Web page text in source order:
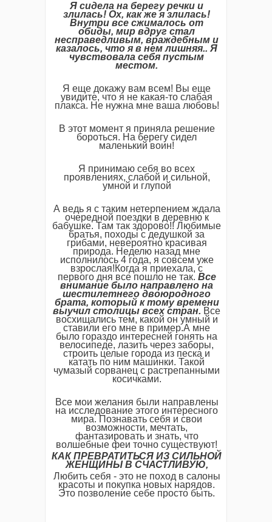
Я сидела на берегу речки и
злилась! Ох, как же я злилась!
Внутри все сжималось от
обиды, мир вдруг стал
несправедливым, враждебным и
казалось, что я в нем лишняя.. Я
чувствовала себя пустым
местом.
Я еще докажу вам всем! Вы еще
увидите, что я не какая-то слабая
плакса. Не нужна мне ваша любовь!
В этот момент я приняла решение
бороться. На берегу сидел
маленький воин!
Я принимаю себя во всех
проявлениях, слабой и сильной,
умной и глупой
А ведь я с таким нетерпением ждала
очередной поездки в деревню к
бабушке. Там так здорово!! Любимые
братья, походы с дедушкой за
грибами, невероятно красивая
природа. Неделю назад мне
исполнилось 4 года, я совсем уже
взрослая!Когда я приехала, с
первого дня все пошло не так. Все
внимание было направлено на
шестилетнего двоюродного
брата, который к тому времени
выучил столицы всех стран. Все
восхищались тем, какой он умный и
ставили его мне в пример.А мне
было гораздо интересней гонять на
велосипеде, лазить через заборы,
строить целые города из песка и
катать по ним машинки. Такой
чумазый сорванец с растрепанными
косичками.
Все мои желания были направлены
на исследование этого интересного
мира. Познавать себя и свои
возможности, мечтать,
фантазировать и знать, что
волшебные феи точно существуют!
КАК ПРЕВРАТИТЬСЯ ИЗ СИЛЬНОЙ
ЖЕНЩИНЫ В СЧАСТЛИВУЮ,
Любить себя - это не поход в салоны
красоты и покупка новых нарядов.
Это позволение себе просто быть.